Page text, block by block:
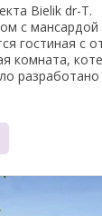
Bielik dr-Т.
с мансардой
гостиная с
комната,